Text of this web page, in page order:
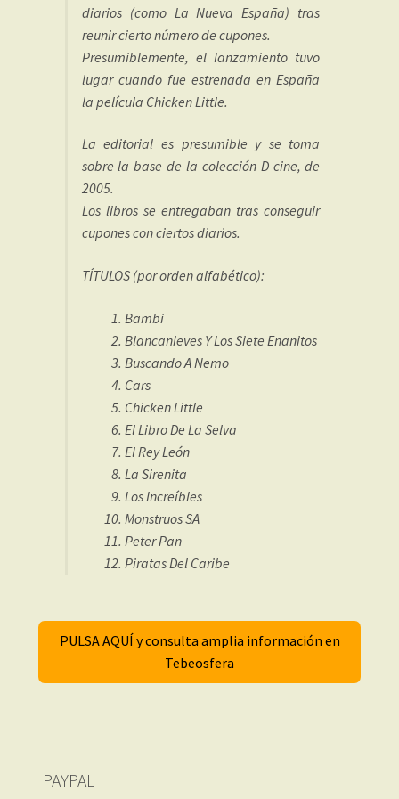
diarios (como La Nueva España) tras
reunir cierto número de cupones.
Presumiblemente, el lanzamiento tuvo
lugar cuando fue estrenada en España
la película Chicken Little.
La editorial es presumible y se toma
sobre la base de la colección D cine, de
2005.
Los libros se entregaban tras conseguir
cupones con ciertos diarios.
TÍTULOS (por orden alfabético):
Bambi
Blancanieves Y Los Siete Enanitos
Buscando A Nemo
Cars
Chicken Little
El Libro De La Selva
El Rey León
La Sirenita
Los Increíbles
Monstruos SA
Peter Pan
Piratas Del Caribe
PULSA AQUÍ y consulta amplia información en
Tebeosfera
PAYPAL